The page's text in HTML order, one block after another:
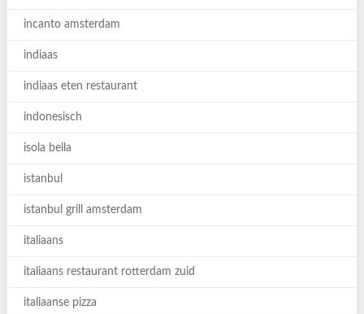
incanto amsterdam
indiaas
indiaas eten restaurant
indonesisch
isola bella
istanbul
istanbul grill amsterdam
italiaans
italiaans restaurant rotterdam zuid
italiaanse pizza